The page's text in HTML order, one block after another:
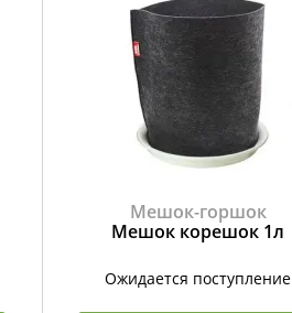
Мешок-горшок
Мешок корешок 1л
Ожидается поступление